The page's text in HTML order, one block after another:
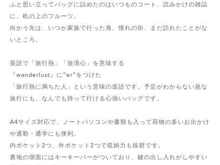
ふと思い立ってバッグに詰めたのはいつものコート、読みかけの雑誌
に、机の上のフルーツ。
向かう先は、いつか家族で行った海、憧れの街、まだ訪れたことがな
いところ。
英語で「旅行熱」「放浪心」を意味する
『wanderlust』に”er”をつけた
「旅行熱に満ちた人」という意味の造語です。予定がわからない急な
旅行にも、なんでも持って行ける心強いバッグです。
A4サイズ対応で、ノートパソコンや書類も入って荷物の多いお出かけ
や通勤・通学にも便利。
内ポケット2つ、外ポケット2つで収納力も抜群です。
裏地の側面にはキーキーパーがついており、鍵の出し入れがしやすい